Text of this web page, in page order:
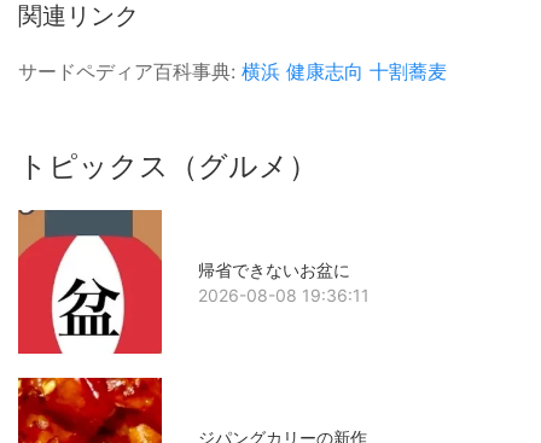
関連リンク
サードペディア百科事典: 横浜 健康志向 十割蕎麦
トピックス（グルメ）
帰省できないお盆に
2026-08-08 19:36:11
ジパングカリーの新作